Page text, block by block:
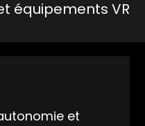
équipements VR
et